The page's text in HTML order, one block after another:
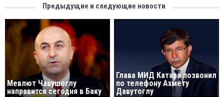
Предыдущие и следующие новости
Мевлют Чавушоглу
направится сегодня в Баку
Глава МИД Катара позвонил
по телефону Ахмету
Давутоглу